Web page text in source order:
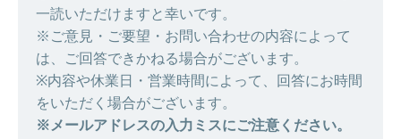
一読いただけますと幸いです。
※ご意見・ご要望・お問い合わせの内容によって
は、ご回答できかねる場合がございます。
※内容や休業日・営業時間によって、回答にお時間
をいただく場合がございます。
※メールアドレスの入力ミスにご注意ください。